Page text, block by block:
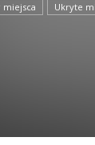
miejsca Ukryte